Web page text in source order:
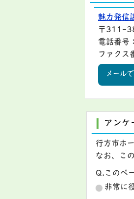
魅力発信
〒311-
電話番
ファク
メール
アンケ
行方市ホ
なお、こ
Q.このペ
非常に